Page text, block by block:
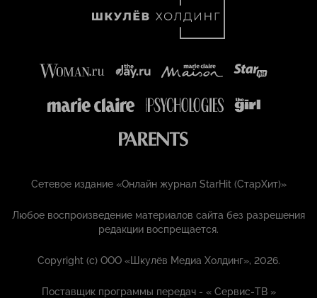
Сетевое издание «Онлайн журнал StarHit (СтарХит)»
Любое воспроизведение материалов сайта без разрешения
редакции воспрещается.
Copyright (с) ООО «Шкулёв Медиа Холдинг», 2026.
Поставщик программы передач - «Сервис-ТВ »